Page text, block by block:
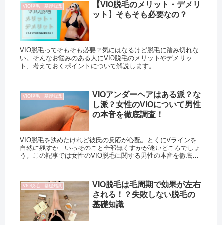
VIO脱毛 基礎知識
【VIO脱毛のメリット・デメリ
ット】そもそも必要なの？
VIO脱毛ってそもそも必要？気にはなるけど脱毛に踏み切れな
い。そんなお悩みのある人にVIO脱毛のメリットやデメリッ
ト、考えておくポイントについて解説します。
VIO脱毛 基礎知識
VIOアンダーヘアはある派？な
し派？女性のVIOについて男性
の本音を徹底調査！
VIO脱毛を決めたけれど彼氏の反応が心配。とくにVラインを
自然に残すか、いっそのこと全部無くすかが迷いどころでしょ
う。この記事では女性のVIO脱毛に関する男性の本音を徹底調
VIO脱毛 基礎知識
VIO脱毛は毛周期で効果が左右
される！？失敗しない脱毛の
基礎知識